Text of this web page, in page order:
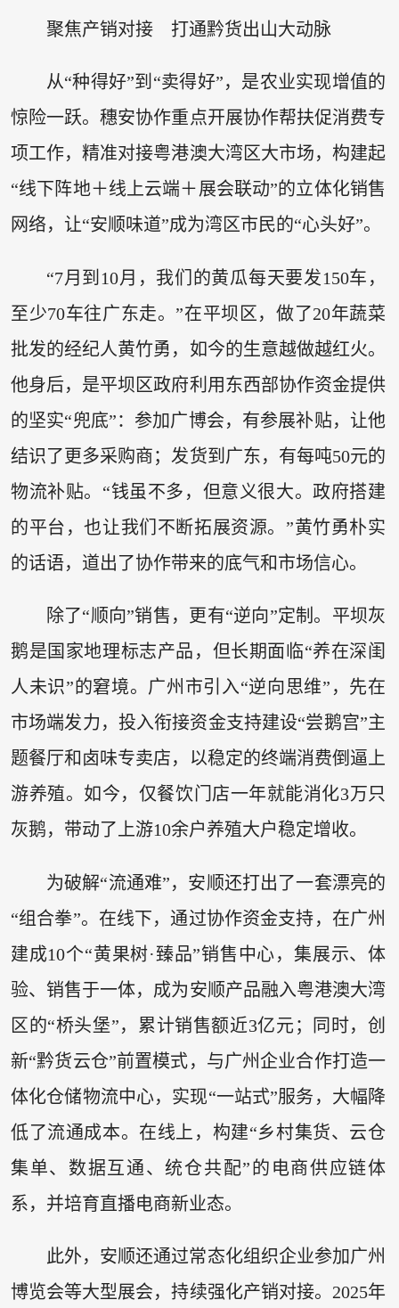
聚焦产销对接 打通黔货出山大动脉
从“种得好”到“卖得好”，是农业实现增值的
惊险一跃。穗安协作重点开展协作帮扶促消费专
项工作，精准对接粤港澳大湾区大市场，构建起
“线下阵地＋线上云端＋展会联动”的立体化销售
网络，让“安顺味道”成为湾区市民的“心头好”。
“7月到10月，我们的黄瓜每天要发150车，
至少70车往广东走。”在平坝区，做了20年蔬菜
批发的经纪人黄竹勇，如今的生意越做越红火。
他身后，是平坝区政府利用东西部协作资金提供
的坚实“兜底”：参加广博会，有参展补贴，让他
结识了更多采购商；发货到广东，有每吨50元的
物流补贴。“钱虽不多，但意义很大。政府搭建
的平台，也让我们不断拓展资源。”黄竹勇朴实
的话语，道出了协作带来的底气和市场信心。
除了“顺向”销售，更有“逆向”定制。平坝灰
鹅是国家地理标志产品，但长期面临“养在深闺
人未识”的窘境。广州市引入“逆向思维”，先在
市场端发力，投入衔接资金支持建设“尝鹅宫”主
题餐厅和卤味专卖店，以稳定的终端消费倒逼上
游养殖。如今，仅餐饮门店一年就能消化3万只
灰鹅，带动了上游10余户养殖大户稳定增收。
为破解“流通难”，安顺还打出了一套漂亮的
“组合拳”。在线下，通过协作资金支持，在广州
建成10个“黄果树·臻品”销售中心，集展示、体
验、销售于一体，成为安顺产品融入粤港澳大湾
区的“桥头堡”，累计销售额近3亿元；同时，创
新“黔货云仓”前置模式，与广州企业合作打造一
体化仓储物流中心，实现“一站式”服务，大幅降
低了流通成本。在线上，构建“乡村集货、云仓
集单、数据互通、统仓共配”的电商供应链体
系，并培育直播电商新业态。
此外，安顺还通过常态化组织企业参加广州
博览会等大型展会，持续强化产销对接。2025年